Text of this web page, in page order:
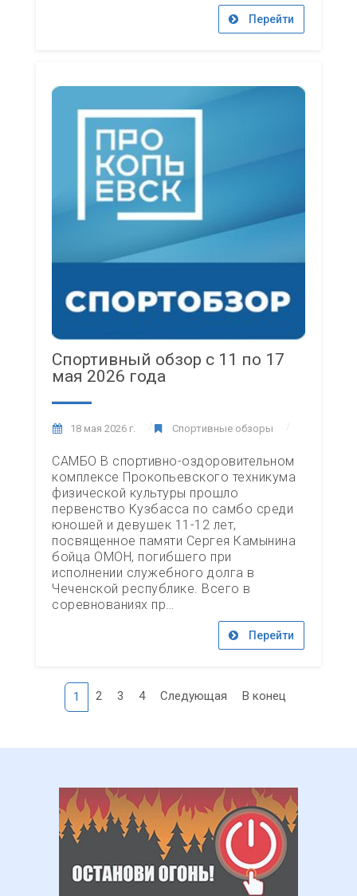
Перейти
Спортивный обзор с 11 по 17
мая 2026 года
18 мая 2026 г. Спортивные обзоры
САМБО В спортивно-оздоровительном
комплексе Прокопьевского техникума
физической культуры прошло
первенство Кузбасса по самбо среди
юношей и девушек 11-12 лет,
посвященное памяти Сергея Камынина
бойца ОМОН, погибшего при
исполнении служебного долга в
Чеченской республике. Всего в
соревнованиях пр…
Перейти
1 2 3 4 Следующая В конец